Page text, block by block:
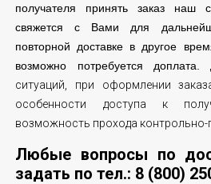
получателя принять заказ наш
свяжется с Вами для
повторной доставке в другое
возможно потребуется доплата.
ситуаций, при оформлении
особенности доступа к
возможность прохода контрольно-
Любые вопросы по
задать по тел.: 8 (800)